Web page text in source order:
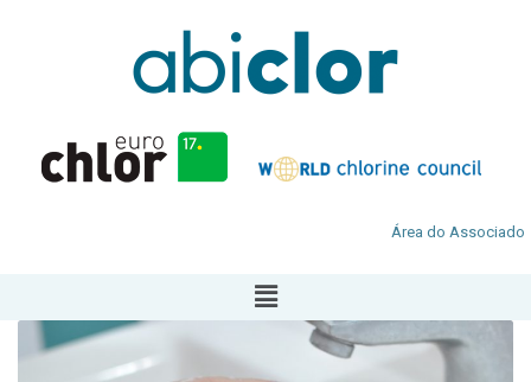
Área do Associado